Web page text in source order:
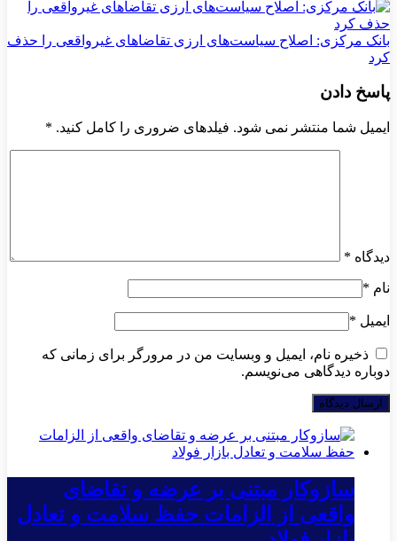
بانک مرکزی: اصلاح سیاست‌های ارزی تقاضاهای غیرواقعی را حذف
کرد
پاسخ دادن
ایمیل شما منتشر نمی شود. فیلدهای ضروری را کامل کنید. *
دیدگاه *
نام *
ایمیل *
ذخیره نام، ایمیل و وبسایت من در مرورگر برای زمانی که
دوباره دیدگاهی می‌نویسم.
سازوکار مبتنی بر عرضه و تقاضای
واقعی از الزامات حفظ سلامت و تعادل